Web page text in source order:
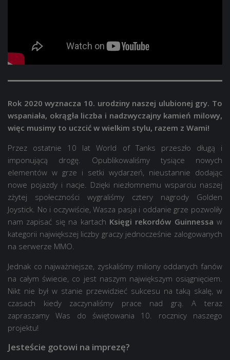
Rok 2020 wyznacza 10. urodziny naszej ulubionej gry. To
wspaniała, okrągła liczba i nadzwyczajny kamień milowy,
więc musimy to uczcić w wielkim stylu, razem z Wami!
Przez ostatnie 10 lat World of Tanks przeszło długą i
imponującą drogę. Opublikowaliśmy tysiące nowych
elementów w grze i setki wydarzeń, nieustannie dodając
nowe pojazdy i nacje. Dzięki niezłomnemu wsparciu naszej
zżytej społeczności wygraliśmy cztery nagrody Golden
Joystick. No i oczywiście, Wasza pasja i oddanie grze pozwoliły
nam zapisać się na kartach Księgi rekordów Guinnessa w
kategorii największej liczby graczy jednocześnie zalogowanych
na serwerze MMO.
Jednak co najważniejsze, zyskaliśmy miliony oddanych fanów
na całym świecie, co jest naszym największym osiągnięciem.
Nikt nie był w stanie przewidzieć sukcesu na taką skalę, w
czasach kiedy zaczynaliśmy prace nad grą. A teraz
zapraszamy Was do świętowania 10. rocznicy naszego
projektu!
Jesteście gotowi na imprezę?